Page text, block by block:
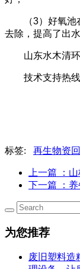
（3）好氧
去除，提高了出水
山东水木清
技术支持热
标签: 再生物资
上一篇
：
下一篇
：
为您推荐
废旧塑料造